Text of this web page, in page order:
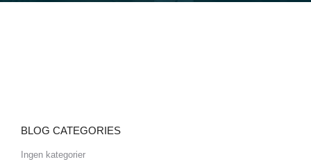
BLOG CATEGORIES
Ingen kategorier